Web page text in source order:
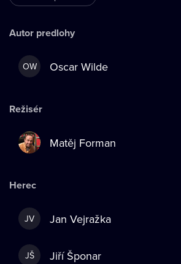
Autor predlohy
OW Oscar Wilde
Režisér
Matěj Forman
Herec
JV Jan Vejražka
JŠ Jiří Šponar